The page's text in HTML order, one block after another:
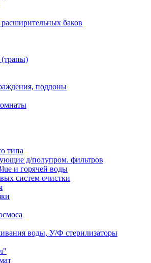
баков
поддоны
типа
д/полупром. фильтров
и горячей воды
систем очистки
воды, У/Ф стерилизаторы